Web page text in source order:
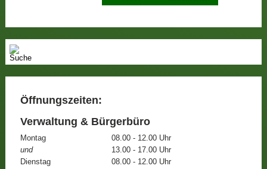
Öffnungszeiten:
Verwaltung & Bürgerbüro
Montag
08.00 - 12.00 Uhr
und
13.00 - 17.00 Uhr
Dienstag
08.00 - 12.00 Uhr